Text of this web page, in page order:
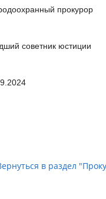
прокурор
советник
в раздел